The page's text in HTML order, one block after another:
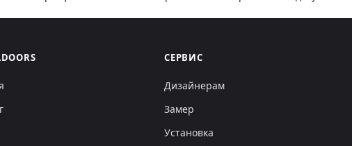
СЕРВИС
Дизайнерам
Замер
Установка